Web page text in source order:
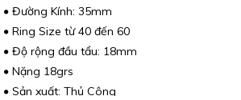
Đường Kính: 35mm
Ring Size từ 40 đến 60
Độ rộng đầu tẩu: 18mm
Nặng 18grs
Sản xuất: Thủ Công